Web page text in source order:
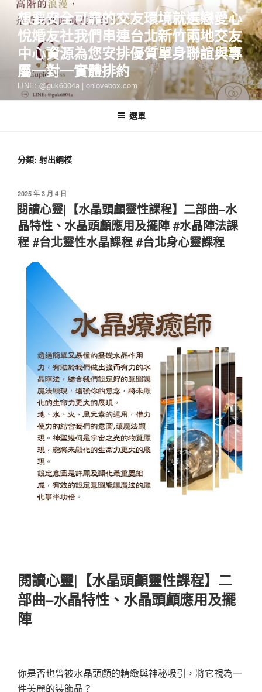
想要安全可靠的交友環境就選戀愛心
悅婚友社我們串連台北新竹兩地交友
中心資源為您安排優質單身聯誼與專
屬一對一實體排約
LINE: @guk6004a | onlovebox.com
選單
分類: 射出鋼模
發
佈
於
2025 年 3 月 4 日
閱讀心靈|【水晶頭顱靈性課程】二部曲–水
晶特性、水晶頭顱應用及擺陣 #水晶陣法課
程 #台北靈性水晶課程 #台北身心靈課程
閱讀心靈|【水晶頭顱靈性課程】二
部曲–水晶特性、水晶頭顱應用及擺
陣
你是否也曾被水晶頭顱的精緻與神秘吸引，將它視為一
件美麗的裝飾品？